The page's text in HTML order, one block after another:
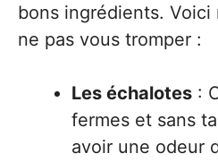
bons ingrédients. Voici
ne pas vous tromper :
Les échalotes :
fermes et sans
avoir une odeur